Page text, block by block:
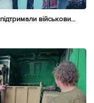
військови...